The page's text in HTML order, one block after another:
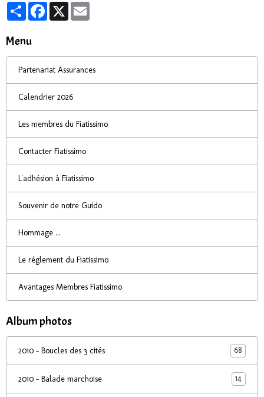
PartagerFacebook
X
Menu
Partenariat Assurances
Calendrier 2026
Les membres du Fiatissimo
Contacter Fiatissimo
L'adhésion à Fiatissimo
Souvenir de notre Guido
Hommage ...
Le réglement du Fiatissimo
Avantages Membres Fiatissimo
Album photos
2010 - Boucles des 3 cités 68
2010 - Balade marchoise 14